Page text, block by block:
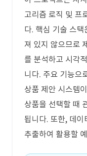
고리즘 로직 및 프
다. 핵심 기술 스택
져 있지 않으므로
를 분석하고 시각
니다. 주요 기능으
상품 제안 시스템
상품을 선택할 때
됩니다. 또한, 데이
추출하여 활용할